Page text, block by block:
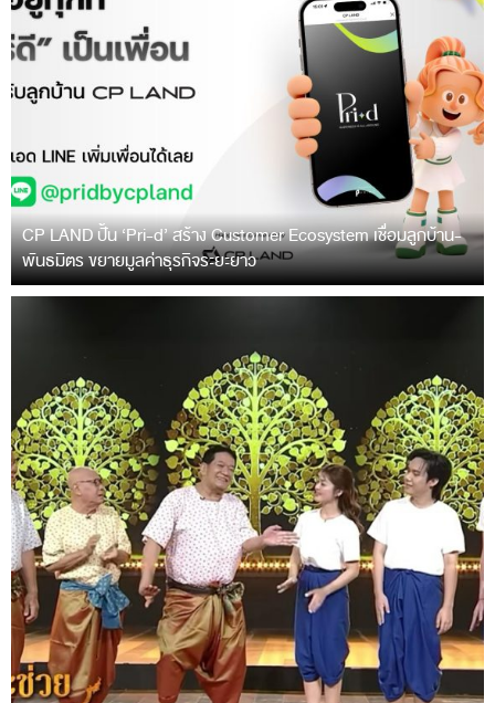
CP LAND ปั้น ‘Pri-d’ สร้าง Customer Ecosystem เชื่อมลูกบ้าน-
พันธมิตร ขยายมูลค่าธุรกิจระยะยาว